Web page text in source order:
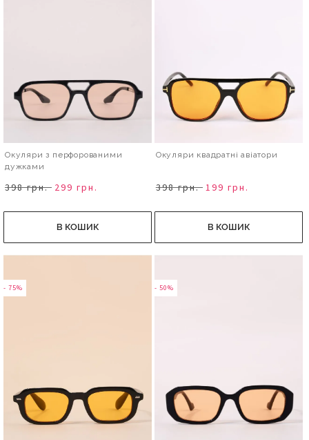
Окуляри з перфорованими
дужками
398 грн. 299 грн.
В КОШИК
Окуляри квадратні авіатори
398 грн. 199 грн.
В КОШИК
- 75% - 50%